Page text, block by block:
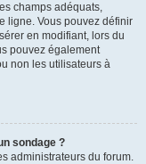
champs adéquats,
ligne. Vous pouvez définir
en modifiant, lors du
pouvez également
non les utilisateurs à
sondage ?
administrateurs du forum.